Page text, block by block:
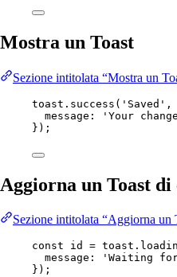
Mostra un Toast
Sezione intitolata “Mostra un
toast. success ( 'Saved' ,
message:
'Your
});
Aggiorna un Toast
Sezione intitolata “Aggiorna un
const id = toast.
message:
'Waiting
});